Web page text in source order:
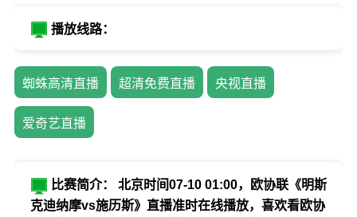
播放线路：
蜘蛛高清直播 超清免费直播 央视直播
爱奇艺直播
比赛简介： 北京时间07-10 01:00，欧协联《明斯
克迪纳摩vs施历斯》直播准时在线播放，喜欢看欧协